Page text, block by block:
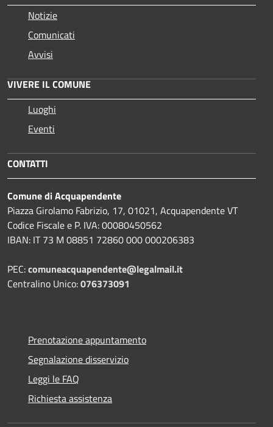
Notizie
Comunicati
Avvisi
VIVERE IL COMUNE
Luoghi
Eventi
CONTATTI
Comune di Acquapendente
Piazza Girolamo Fabrizio, 17, 01021, Acquapendente VT
Codice Fiscale e P. IVA: 00080450562
IBAN: IT 73 M 08851 72860 000 000206383
PEC:comuneacquapendente@legalmail.it
Centralino Unico:076373091
Prenotazione appuntamento
Segnalazione disservizio
Leggi le FAQ
Richiesta assistenza